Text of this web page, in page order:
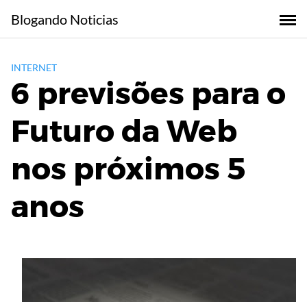
content
Blogando Noticias
INTERNET
6 previsões para o
Futuro da Web
nos próximos 5
anos